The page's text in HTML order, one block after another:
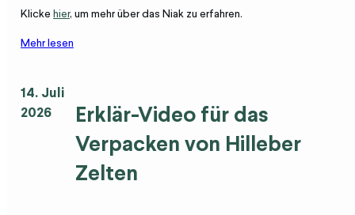
Klicke hier, um mehr über das Niak zu erfahren.
Mehr lesen
14. Juli
2026
Erklär-Video für das
Verpacken von Hilleberg-
Zelten